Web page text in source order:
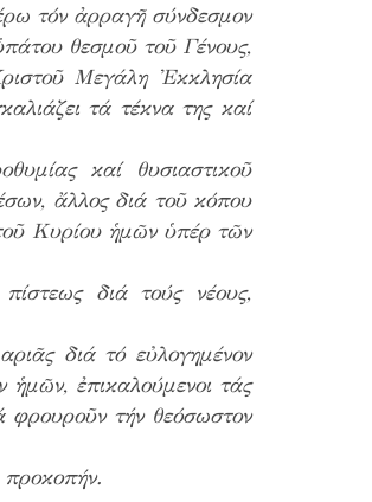
τόν ἀρραγῆ σύνδεσμον
θεσμοῦ τοῦ Γένους,
Μεγάλη Ἐκκλησία
τά τέκνα της καί
καί θυσιαστικοῦ
ἄλλος διά τοῦ κόπου
Κυρίου ἡμῶν ὑπέρ τῶν
διά τούς νέους,
διά τό εὐλογημένον
ἐπικαλούμενοι τάς
τήν θεόσωστον
προκοπήν.